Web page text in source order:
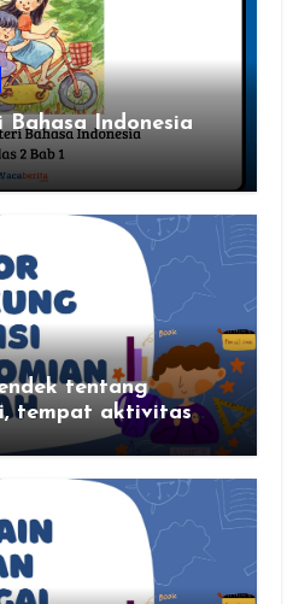
Bahasa Indonesia
tentang
tempat aktivitas